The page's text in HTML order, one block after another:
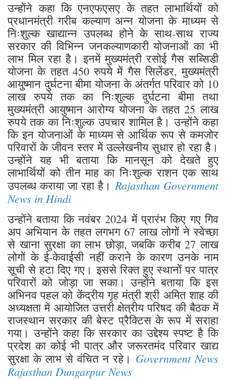
उन्होंने कहा कि एनएफएसए के तहत लाभार्थियों को
प्रधानमंत्री गरीब कल्याण अन्न योजना के माध्यम से
निःशुल्क खाद्यान्न उपलब्ध होने के साथ-साथ राज्य
सरकार की विभिन्न जनकल्याणकारी योजनाओं का भी
लाभ मिल रहा है। इनमें मुख्यमंत्री रसोई गैस सब्सिडी
योजना के तहत 450 रुपये में गैस सिलेंडर, मुख्यमंत्री
आयुष्मान दुर्घटना बीमा योजना के अंतर्गत परिवार को 10
लाख रुपये तक का निःशुल्क दुर्घटना बीमा तथा
मुख्यमंत्री आयुष्मान आरोग्य योजना के तहत 25 लाख
रुपये तक का निःशुल्क उपचार शामिल है। उन्होंने कहा
कि इन योजनाओं के माध्यम से आर्थिक रूप से कमजोर
परिवारों के जीवन स्तर में उल्लेखनीय सुधार हो रहा है।
उन्होंने यह भी बताया कि मानसून को देखते हुए
लाभार्थियों को तीन माह का निःशुल्क राशन एक साथ
उपलब्ध कराया जा रहा है।Rajasthan Government
News in Hindi
उन्होंने बताया कि नवंबर 2024 में प्रारंभ किए गए गिव
अप अभियान के तहत लगभग 67 लाख लोगों ने स्वेच्छा
से खाना सुरक्षा का लाभ छोड़ा, जबकि करीब 27 लाख
लोगों के ई-केवाईसी नहीं कराने के कारण उनके नाम
सूची से हटा दिए गए। इससे रिक्त हुए स्थानों पर पात्र
परिवारों को जोड़ा जा सका। उन्होंने बताया कि इस
अभिनव पहल को केंद्रीय गृह मंत्री श्री अमित शाह की
अध्यक्षता में आयोजित उत्तरी क्षेत्रीय परिषद की बैठक में
राजस्थान सरकार की बेस्ट प्रैक्टिस के रूप में सराहा
गया। उन्होंने कहा कि सरकार का उद्देश्य स्पष्ट है कि
प्रदेश का कोई भी पात्र और जरूरतमंद परिवार खाद्य
सुरक्षा के लाभ से वंचित न रहे। Government News
Rajasthan Dungarpur News